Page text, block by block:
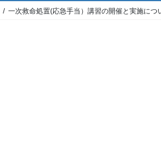
一次救命処置(応急手当）講習の開催と実施に